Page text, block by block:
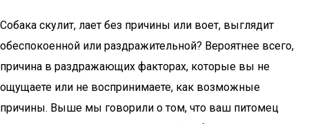
Собака скулит, лает без причины или воет, выглядит
обеспокоенной или раздражительной? Вероятнее всего,
причина в раздражающих факторах, которые вы не
ощущаете или не воспринимаете, как возможные
причины. Выше мы говорили о том, что ваш питомец